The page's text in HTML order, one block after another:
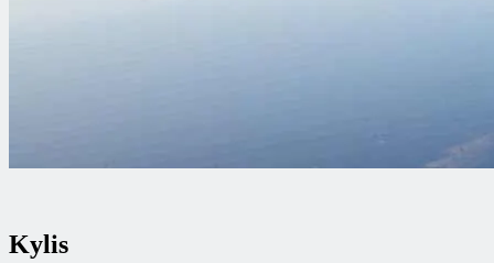
Kylis